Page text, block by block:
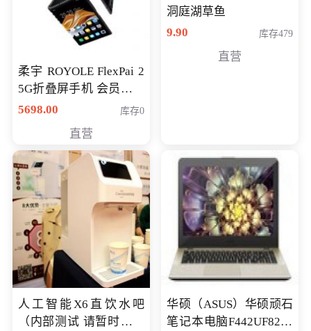
柔宇 ROYOLE FlexPai 2
5G折叠屏手机 会员专享
购买价格 4998元
5698.00 库存0
直营
洞庭湖草鱼
9.90
库存479
直营
人工智能X6直饮水吧
（内部测试 请暂时不要
华硕（ASUS）华硕顽石
笔记本电脑F442UF8250